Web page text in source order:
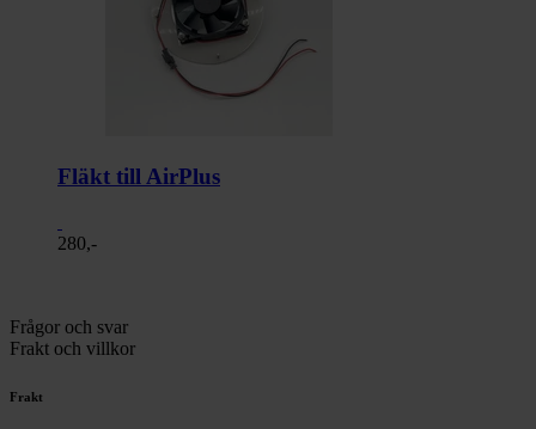
Fläkt till AirPlus
280,-
Frågor och svar
Frakt och villkor
Frakt